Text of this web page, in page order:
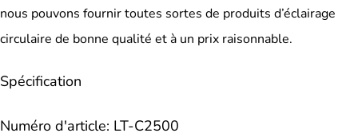
nous pouvons fournir toutes sortes de produits d’éclairage
circulaire de bonne qualité et à un prix raisonnable.
Spécification
Numéro d'article: LT-C2500